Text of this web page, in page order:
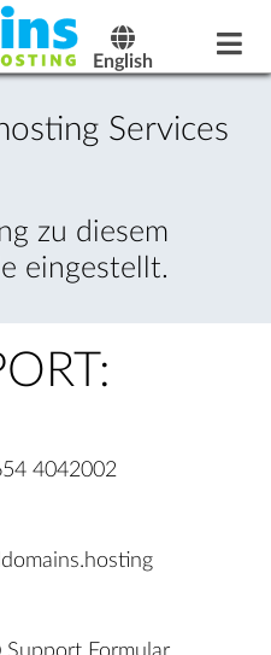
English
Services
zu diesem
eingestellt.
4042002
Support Formular